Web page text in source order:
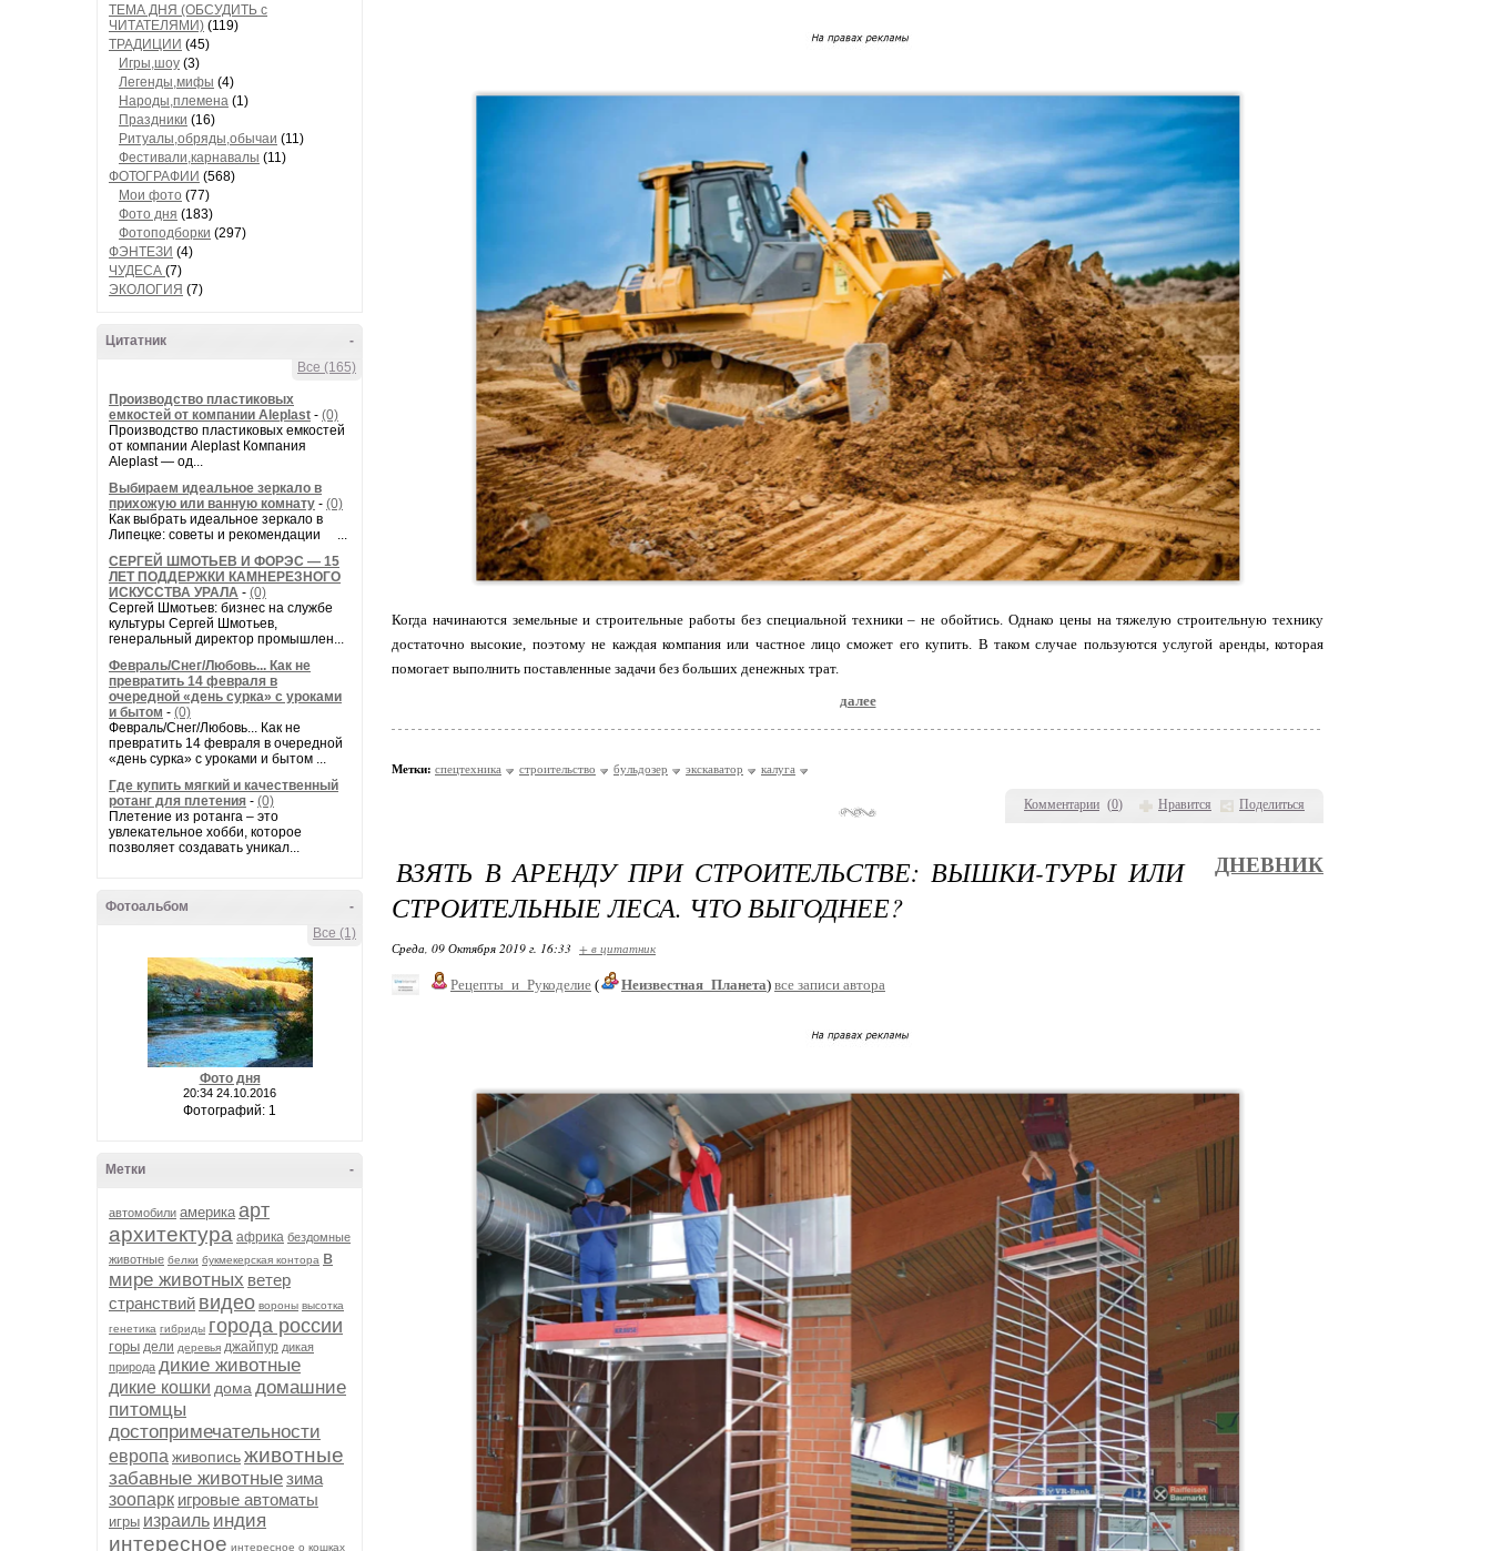
ТЕМА ДНЯ (ОБСУДИТЬ с
ЧИТАТЕЛЯМИ) (119)
ТРАДИЦИИ (45)
Игры,шоу (3)
Легенды,мифы (4)
Народы,племена (1)
Праздники (16)
Ритуалы,обряды,обычаи (11)
Фестивали,карнавалы (11)
ФОТОГРАФИИ (568)
Мои фото (77)
Фото дня (183)
Фотоподборки (297)
ФЭНТЕЗИ (4)
ЧУДЕСА (7)
ЭКОЛОГИЯ (7)
-
Цитатник
Все (165)
Производство пластиковых
емкостей от компании Aleplast - (0)
Производство пластиковых емкостей
от компании Aleplast Компания
Aleplast — од...
Выбираем идеальное зеркало в
прихожую или ванную комнату - (0)
Как выбрать идеальное зеркало в
Липецке: советы и рекомендации ...
СЕРГЕЙ ШМОТЬЕВ И ФОРЭС — 15
ЛЕТ ПОДДЕРЖКИ КАМНЕРЕЗНОГО
ИСКУССТВА УРАЛА - (0)
Сергей Шмотьев: бизнес на службе
культуры Сергей Шмотьев,
генеральный директор промышлен...
Февраль/Снег/Любовь... Как не
превратить 14 февраля в
очередной «день сурка» с уроками
и бытом - (0)
Февраль/Снег/Любовь... Как не
превратить 14 февраля в очередной
«день сурка» с уроками и бытом ...
Где купить мягкий и качественный
ротанг для плетения - (0)
Плетение из ротанга – это
увлекательное хобби, которое
позволяет создавать уникал...
-
Фотоальбом
Все (1)
Фото дня
20:34 24.10.2016
Фотографий: 1
-
Метки
автомобили америка арт
архитектура африка бездомные
животные белки букмекерская контора в
мире животных ветер
странствий видео вороны высотка
генетика гибриды города россии
горы дели деревья джайпур дикая
природа дикие животные
дикие кошки дома домашние
питомцы
достопримечательности
европа живописьживотные
забавные животныезима
зоопарк игровые автоматы
игры израиль индия
интересное интересное о кошках
Комментарии (0) Нравится Поделиться
Когда начинаются земельные и строительные работы без специальной техники – не обойтись. Однако цены на тяжелую строительную технику
достаточно высокие, поэтому не каждая компания или частное лицо сможет его купить. В таком случае пользуются услугой аренды, которая
помогает выполнить поставленные задачи без больших денежных трат.
далее
Метки: спецтехника строительство бульдозер экскаватор калуга
ВЗЯТЬ В АРЕНДУ ПРИ СТРОИТЕЛЬСТВЕ: ВЫШКИ-ТУРЫ ИЛИ
СТРОИТЕЛЬНЫЕ ЛЕСА. ЧТО ВЫГОДНЕЕ?
ДНЕВНИК
Среда, 09 Октября 2019 г. 16:33 + в цитатник
Рецепты_и_Рукоделие ( Неизвестная_Планета) все записи автора